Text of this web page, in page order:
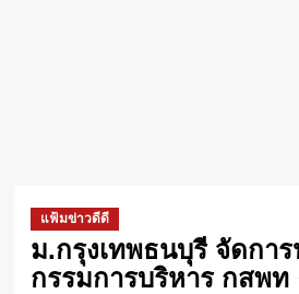
แฟ้มข่าวดีดี
ม.กรุงเทพธนบุรี จัดกา
กรรมการบริหาร กสพท